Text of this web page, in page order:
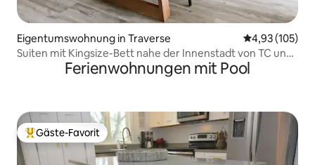
Eigentumswohnung in Traverse
4,93 (105)
Suiten mit Kingsize-Bett nahe der Innenstadt von TC und
den SträndenFerienwohnungen mit Pool
Beliebter Gäste-Favorit.
Gäste-Favorit